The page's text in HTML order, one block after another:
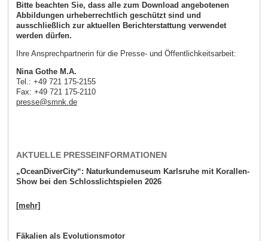
Bitte beachten Sie, dass alle zum Download angebotenen
Abbildungen urheberrechtlich geschützt sind und
ausschließlich zur aktuellen Berichterstattung verwendet
werden dürfen.
Ihre Ansprechpartnerin für die Presse- und Öffentlichkeitsarbeit:
Nina Gothe M.A.
Tel.: +49 721 175-2155
Fax: +49 721 175-2110
presse@smnk de
AKTUELLE PRESSEINFORMATIONEN
„OceanDiverCity“: Naturkundemuseum Karlsruhe mit Korallen-
Show bei den Schlosslichtspielen 2026
[mehr]
Fäkalien als Evolutionsmotor